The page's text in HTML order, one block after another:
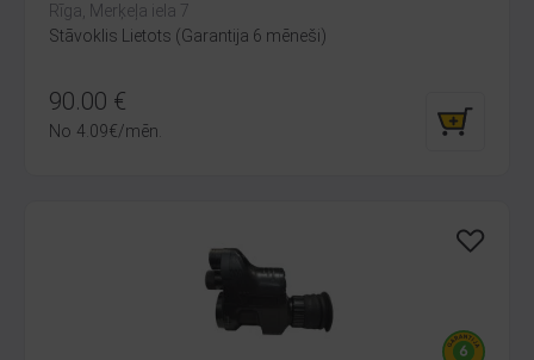
Rīga, Merķeļa iela 7
Stāvoklis Lietots (Garantija 6 mēneši)
90.00 €
No 4.09€/mēn.